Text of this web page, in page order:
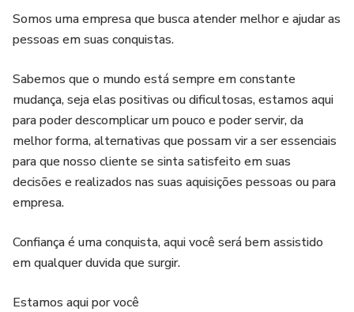
Somos uma empresa que busca atender melhor e ajudar as
pessoas em suas conquistas.
Sabemos que o mundo está sempre em constante
mudança, seja elas positivas ou dificultosas, estamos aqui
para poder descomplicar um pouco e poder servir, da
melhor forma, alternativas que possam vir a ser essenciais
para que nosso cliente se sinta satisfeito em suas
decisões e realizados nas suas aquisições pessoas ou para
empresa.
Confiança é uma conquista, aqui você será bem assistido
em qualquer duvida que surgir.
Estamos aqui por você